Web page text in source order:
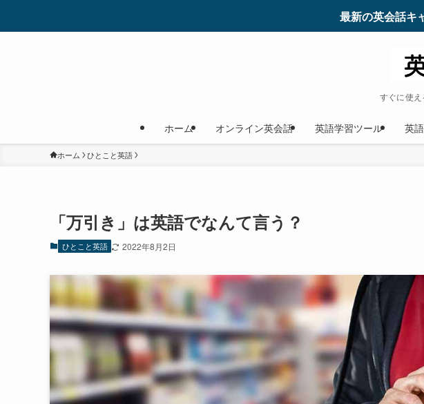
最新の英会話キ
すぐに使
ホーム オンライン英会話 英語学習ツール 英
ホーム ひとこと英語
「万引き」は英語でなんて言う？
ひとこと英語 2022年8月2日